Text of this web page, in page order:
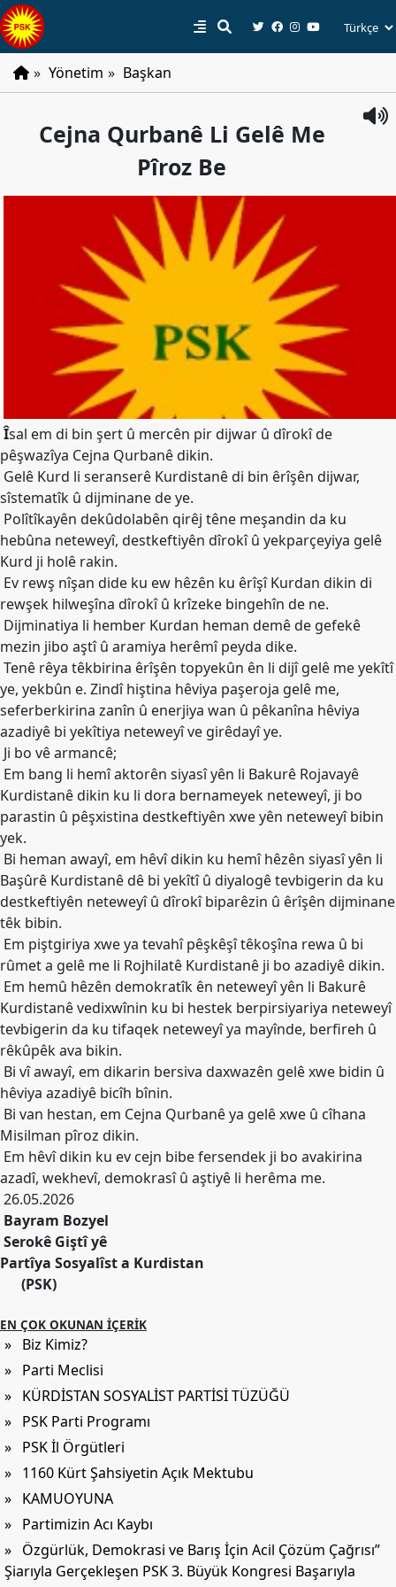
Tarihçe
Tüzüğü
Başkan
Başkan
Yardımcıları
Merkez
Yönetim
Kurulu
Kadın
Kolları
Parti
Meclisi
İl
Örgütleri
Gençlik
Kolları
GÜNDEM
Basından
Basın
Açıklamaları
Etkinlikler
PSK
TV
YAYıNLAR
Broşür
Bültenler
Raporlar
Deklerasyonlar
İLETIŞIM
» Yönetim » Başkan
Cejna Qurbanê Li Gelê Me
Pîroz Be
Îsal em di bin şert û mercên pir dijwar û dîrokî de
pêşwazîya Cejna Qurbanê dikin.
Gelê Kurd li seranserê Kurdistanê di bin êrîşên dijwar,
sîstematîk û dijminane de ye.
Polîtîkayên dekûdolabên qirêj têne meşandin da ku
hebûna neteweyî, destkeftiyên dîrokî û yekparçeyiya gelê
Kurd ji holê rakin.
Ev rewş nîşan dide ku ew hêzên ku êrîşî Kurdan dikin di
rewşek hilweşîna dîrokî û krîzeke bingehîn de ne.
Dijminatiya li hember Kurdan heman demê de gefekê
mezin jibo aştî û aramiya herêmî peyda dike.
Tenê rêya têkbirina êrîşên topyekûn ên li dijî gelê me yekîtî
ye, yekbûn e. Zindî hiştina hêviya paşeroja gelê me,
seferberkirina zanîn û enerjiya wan û pêkanîna hêviya
azadiyê bi yekîtiya neteweyî ve girêdayî ye.
Ji bo vê armancê;
Em bang li hemî aktorên siyasî yên li Bakurê Rojavayê
Kurdistanê dikin ku li dora bernameyek neteweyî, ji bo
parastin û pêşxistina destkeftiyên xwe yên neteweyî bibin
yek.
Bi heman awayî, em hêvî dikin ku hemî hêzên siyasî yên li
Başûrê Kurdistanê dê bi yekîtî û diyalogê tevbigerin da ku
destkeftiyên neteweyî û dîrokî biparêzin û êrîşên dijminane
têk bibin.
Em piştgiriya xwe ya tevahî pêşkêşî têkoşîna rewa û bi
rûmet a gelê me li Rojhilatê Kurdistanê ji bo azadiyê dikin.
Em hemû hêzên demokratîk ên neteweyî yên li Bakurê
Kurdistanê vedixwînin ku bi hestek berpirsiyariya neteweyî
tevbigerin da ku tifaqek neteweyî ya mayînde, berfireh û
rêkûpêk ava bikin.
Bi vî awayî, em dikarin bersiva daxwazên gelê xwe bidin û
hêviya azadiyê bicîh bînin.
Bi van hestan, em Cejna Qurbanê ya gelê xwe û cîhana
Misilman pîroz dikin.
Em hêvî dikin ku ev cejn bibe fersendek ji bo avakirina
azadî, wekhevî, demokrasî û aştiyê li herêma me.
26.05.2026
Bayram Bozyel
Serokê Giştî yê
Partîya Sosyalîst a Kurdistan
(PSK)
EN ÇOK OKUNAN İÇERIK
» Biz Kimiz?
» Parti Meclisi
» KÜRDİSTAN SOSYALİST PARTİSİ TÜZÜĞÜ
» PSK Parti Programı
» PSK İl Örgütleri
» 1160 Kürt Şahsiyetin Açık Mektubu
» KAMUOYUNA
» Partimizin Acı Kaybı
» Özgürlük, Demokrasi ve Barış İçin Acil Çözüm Çağrısı”
Şiarıyla Gerçekleşen PSK 3. Büyük Kongresi Başarıyla